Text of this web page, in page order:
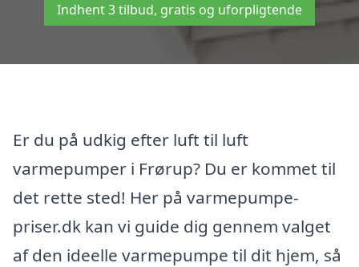
Indhent 3 tilbud, gratis og uforpligtende
Er du på udkig efter luft til luft
varmepumper i Frørup? Du er kommet til
det rette sted! Her på varmepumpe-
priser.dk kan vi guide dig gennem valget
af den ideelle varmepumpe til dit hjem, så